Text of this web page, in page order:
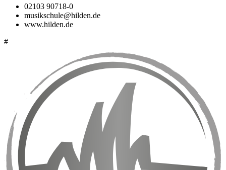
02103 90718-0
musikschule@hilden.de
www.hilden.de
#